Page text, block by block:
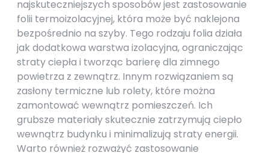
najskuteczniejszych sposobów jest zastosowanie
folii termoizolacyjnej, która może być naklejona
bezpośrednio na szyby. Tego rodzaju folia działa
jak dodatkowa warstwa izolacyjna, ograniczając
straty ciepła i tworząc barierę dla zimnego
powietrza z zewnątrz. Innym rozwiązaniem są
zasłony termiczne lub rolety, które można
zamontować wewnątrz pomieszczeń. Ich
grubsze materiały skutecznie zatrzymują ciepło
wewnątrz budynku i minimalizują straty energii.
Warto również rozważyć zastosowanie